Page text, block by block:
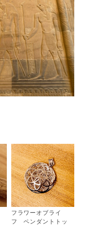
フラワーオブライ
フ ペンダントトッ